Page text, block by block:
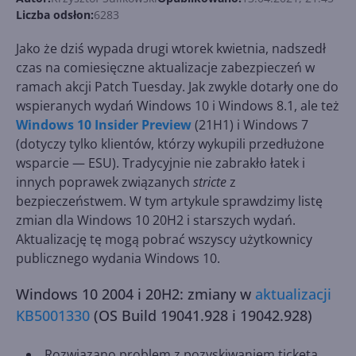
Liczba odsłon:6283
Jako że dziś wypada drugi wtorek kwietnia, nadszedł
czas na comiesięczne aktualizacje zabezpieczeń w
ramach akcji Patch Tuesday. Jak zwykle dotarły one do
wspieranych wydań Windows 10 i Windows 8.1, ale też
Windows 10 Insider Preview(21H1) i Windows 7
(dotyczy tylko klientów, którzy wykupili przedłużone
wsparcie — ESU). Tradycyjnie nie zabrakło łatek i
innych poprawek związanych strictez
bezpieczeństwem. W tym artykule sprawdzimy listę
zmian dla Windows 10 20H2 i starszych wydań.
Aktualizację tę mogą pobrać wszyscy użytkownicy
publicznego wydania Windows 10.
Windows 10 2004 i 20H2: zmiany w aktualizacji
KB5001330 (OS Build 19041.928 i 19042.928)